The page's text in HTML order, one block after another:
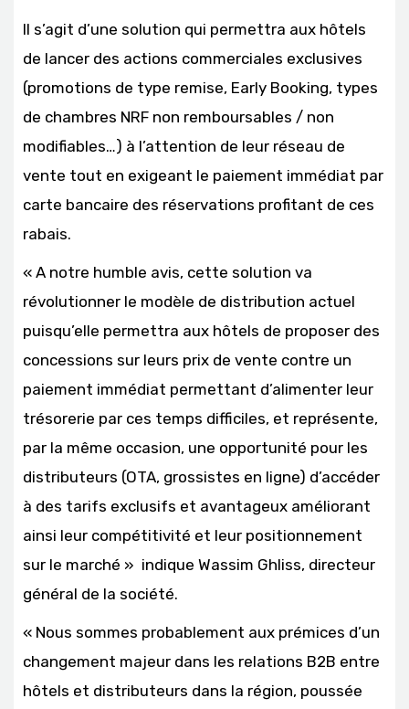
Il s’agit d’une solution qui permettra aux hôtels
de lancer des actions commerciales exclusives
(promotions de type remise, Early Booking, types
de chambres NRF non remboursables / non
modifiables…) à l’attention de leur réseau de
vente tout en exigeant le paiement immédiat par
carte bancaire des réservations profitant de ces
rabais.
« A notre humble avis, cette solution va
révolutionner le modèle de distribution actuel
puisqu’elle permettra aux hôtels de proposer des
concessions sur leurs prix de vente contre un
paiement immédiat permettant d’alimenter leur
trésorerie par ces temps difficiles, et représente,
par la même occasion, une opportunité pour les
distributeurs (OTA, grossistes en ligne) d’accéder
à des tarifs exclusifs et avantageux améliorant
ainsi leur compétitivité et leur positionnement
sur le marché » indique Wassim Ghliss, directeur
général de la société.
« Nous sommes probablement aux prémices d’un
changement majeur dans les relations B2B entre
hôtels et distributeurs dans la région, poussée